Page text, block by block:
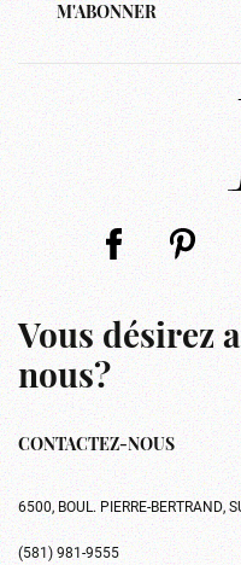
M'ABONNER
Vous désirez
nous?
CONTACTEZ-NOUS
6500, BOUL. PIERRE-BERTRAND,
(581) 981-9555